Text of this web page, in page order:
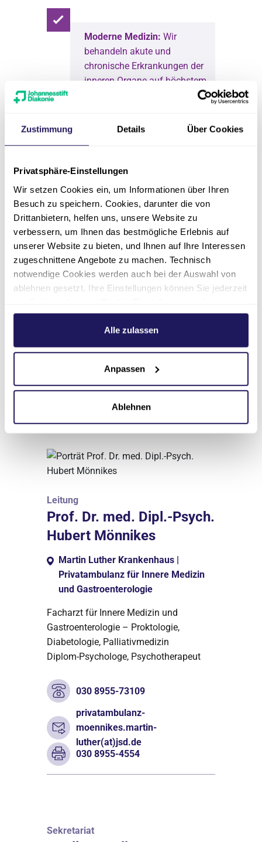
Zustimmung Details Über Cookies
Privatsphäre-Einstellungen
Wir setzen Cookies ein, um Informationen über Ihren
Besuch zu speichern. Cookies, darunter die von
Drittanbietern, helfen uns, unsere Website zu
verbessern, um Ihnen das bestmögliche Erlebnis auf
unserer Website zu bieten, und Ihnen auf Ihre Interessen
zugeschnittene Angebote zu machen. Technisch
notwendige Cookies werden auch bei der Auswahl von
ablehnen gesetzt. Ihre Einstellungen können Sie jederzeit
Weitere Informationen hierzu finden Sie in unserer
.
Alle zulassen
Anpassen
Ablehnen
Moderne Medizin: Wir
behandeln akute und
chronische Erkrankungen der
inneren Organe auf höchstem
bekommen bei uns auch
kurzfristig einen Termin.
International:Unser
mehrsprachiges und
interkulturell geschultes Team
ist auch auf die Behandlung
internationaler Patient*innen
Ansprechpartner*innen
Leitung
Prof. Dr. med. Dipl.-Psych.
Hubert Mönnikes
Martin Luther Krankenhaus |
Privatambulanz für Innere Medizin
und Gastroenterologie
Facharzt für Innere Medizin und
Gastroenterologie – Proktologie,
Diabetologie, Palliativmedizin
Diplom-Psychologe, Psychotherapeut
030 8955-73109
privatambulanz-
moennikes.martin-
luther(at)jsd.de
030 8955-4554
Sekretariat